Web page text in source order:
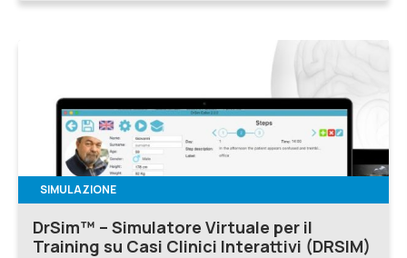
SIMULAZIONE
DrSim™ – Simulatore Virtuale per il
Training su Casi Clinici Interattivi (DRSIM)